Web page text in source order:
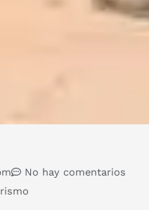
No hay comentarios